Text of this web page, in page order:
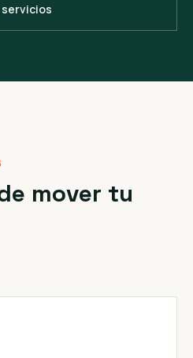
servicios
mover tu